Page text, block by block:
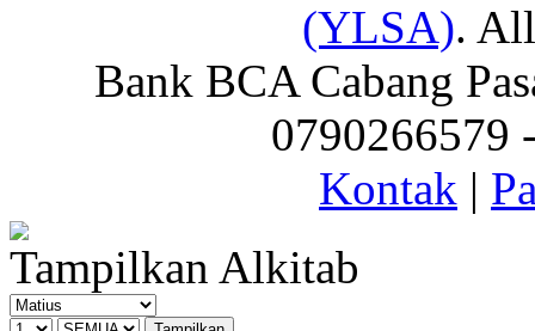
(YLSA).
Bank BCA Cabang
0790266579
Kontak |
Tampilkan Alkitab